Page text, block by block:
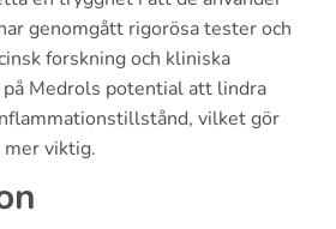
genomgått rigorösa tester och
forskning och kliniska
Medrols potential att lindra
vilket gör
viktig.